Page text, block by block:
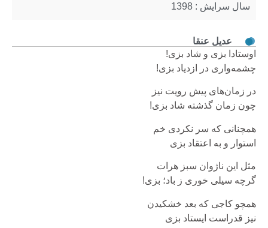
عدیل عنقا
اوستادا بزی و شاد بزی!
چشمه‌واری در ازدیاد بزی!
در زمان‌های پیش رویت نیز
چون زمان گذشته شاد بزی!
همچنانی که سر نکردی خم
استوار و به اعتقاد بزی
مثل این ناژوان سبز هرات
گرچه سیلی خوری ز باد؛ بزی!
همچو کاجی که بعد خشکیدن
نیز قدراست ایستاد بزی
سال سرایش : 1398